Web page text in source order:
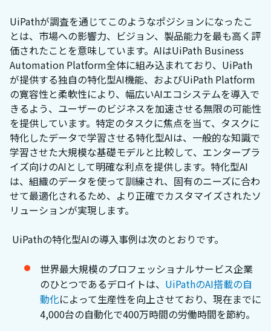
UiPathが調査を通じてこのようなポジションになったこ
とは、市場への影響力、ビジョン、製品能力を最も高く評
価されたことを意味しています。AIはUiPath Business
Automation Platform全体に組み込まれており、UiPath
が提供する独自の特化型AI機能、およびUiPath Platform
の寛容性と柔軟性により、幅広いAIエコシステムを導入で
きるよう、ユーザーのビジネスを加速させる無限の可能性
を提供しています。特定のタスクに焦点を当て、タスクに
特化したデータで学習させる特化型AIは、一般的な知識で
学習させた大規模な基礎モデルと比較して、エンタープラ
イズ向けのAIとして明確な利点を提供します。特化型AI
は、組織のデータを使って訓練され、固有のニーズに合わ
せて最適化されるため、より正確でカスタマイズされたソ
リューションが実現します。
UiPathの特化型AIの導入事例は次のとおりです。
世界最大規模のプロフェッショナルサービス企業
のひとつであるデロイトは、 UiPathのAI搭載の自
動化によって生産性を向上させており、現在までに
4,000台の自動化で400万時間の労働時間を節約。